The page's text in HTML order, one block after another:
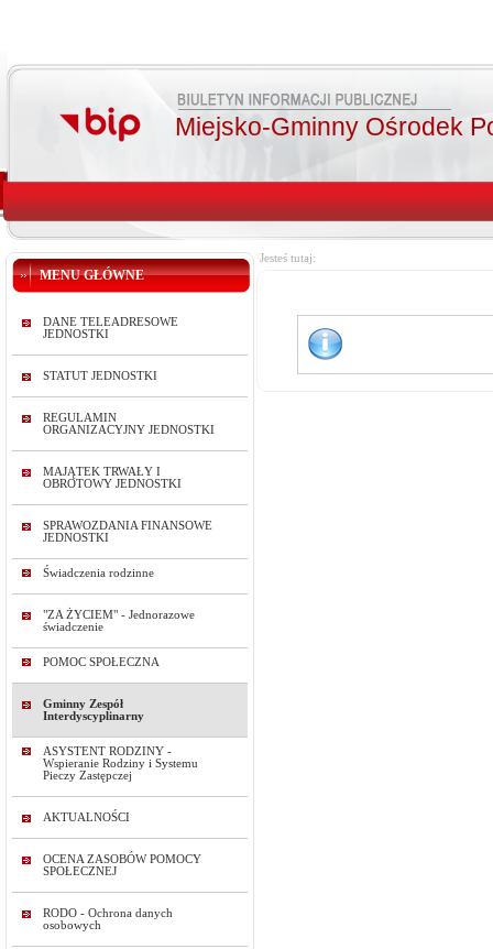
Miejsko-Gminny Ośrodek
MENU GŁÓWNE
DANE TELEADRESOWE
JEDNOSTKI
STATUT JEDNOSTKI
REGULAMIN
ORGANIZACYJNY JEDNOSTKI
MAJĄTEK TRWAŁY I
OBROTOWY JEDNOSTKI
SPRAWOZDANIA FINANSOWE
JEDNOSTKI
Świadczenia rodzinne
"ZA ŻYCIEM" - Jednorazowe
świadczenie
POMOC SPOŁECZNA
Gminny Zespół
Interdyscyplinarny
ASYSTENT RODZINY -
Wspieranie Rodziny i Systemu
Pieczy Zastępczej
AKTUALNOŚCI
OCENA ZASOBÓW POMOCY
SPOŁECZNEJ
RODO - Ochrona danych
osobowych
Jesteś tutaj: